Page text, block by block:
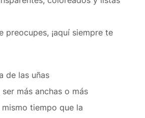
preocupes, ¡aquí siempre te
de las uñas
más anchas o más
tiempo que la